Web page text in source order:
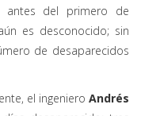
antes del primero de
es desconocido; sin
de desaparecidos
el ingeniero Andrés